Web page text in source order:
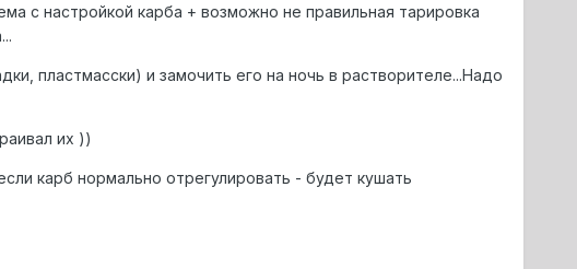
с настройкой карба + возможно не правильная тарировка
пластмасски) и замочить его на ночь в растворителе...Надо
их ))
карб нормально отрегулировать - будет кушать